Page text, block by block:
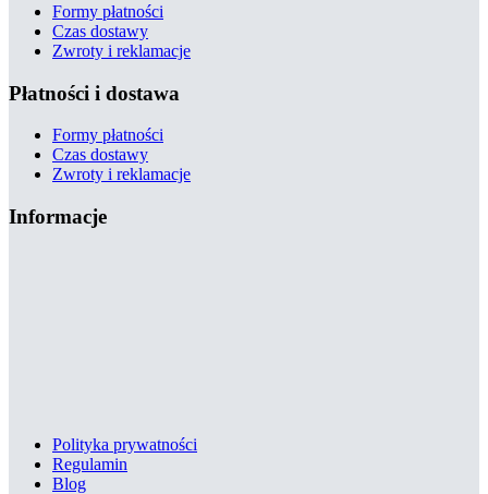
Formy płatności
Czas dostawy
Zwroty i reklamacje
Płatności i dostawa
Formy płatności
Czas dostawy
Zwroty i reklamacje
Informacje
Polityka prywatności
Regulamin
Blog